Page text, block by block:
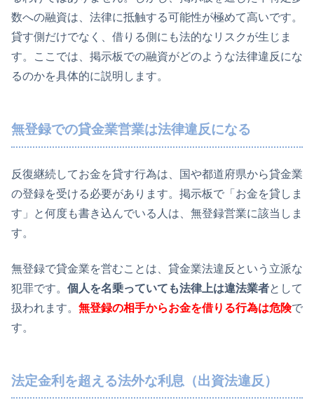
数への融資は、法律に抵触する可能性が極めて高いです。
貸す側だけでなく、借りる側にも法的なリスクが生じま
す。ここでは、掲示板での融資がどのような法律違反にな
るのかを具体的に説明します。
無登録での貸金業営業は法律違反になる
反復継続してお金を貸す行為は、国や都道府県から貸金業
の登録を受ける必要があります。掲示板で「お金を貸しま
す」と何度も書き込んでいる人は、無登録営業に該当しま
す。
無登録で貸金業を営むことは、貸金業法違反という立派な
犯罪です。 個人を名乗っていても法律上は違法業者として
扱われます。 無登録の相手からお金を借りる行為は危険で
す。
法定金利を超える法外な利息（出資法違反）